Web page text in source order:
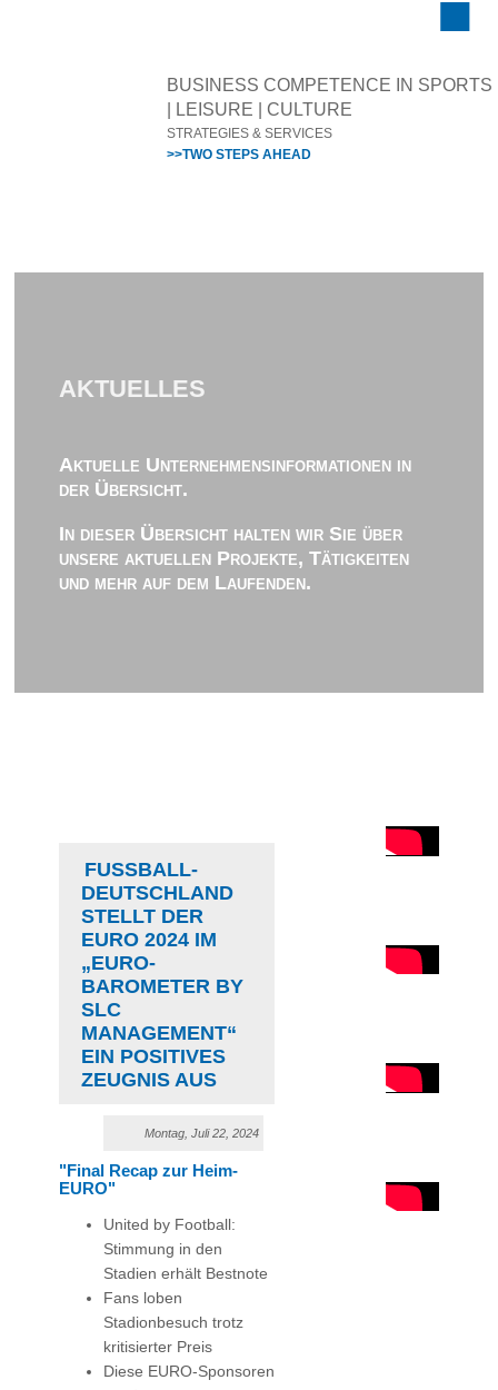
BUSINESS COMPETENCE IN SPORTS
| LEISURE | CULTURE
STRATEGIES & SERVICES
>>TWO STEPS AHEAD
AKTUELLES
Aktuelle Unternehmensinformationen in
der Übersicht.
In dieser Übersicht halten wir Sie über
unsere aktuellen Projekte, Tätigkeiten
und mehr auf dem Laufenden.
FUSSBALL-D
EUTSCHLAND S
TELLT DER E
URO 2024 IM „
EURO-B
AROMETER BY S
LC M
ANAGEMENT“ E
IN POSITIVES Z
EUGNIS AUS
Montag, Juli 22, 2024
"Final Recap zur Heim-
EURO"
United by Football:
Stimmung in den
Stadien erhält Bestnote
Fans loben
Stadionbesuch trotz
kritisierter Preis
Diese EURO-Sponsoren